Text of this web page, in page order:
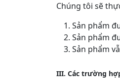
Chúng tôi sẽ
Sản phẩm
Sản phẩm
Sản phẩm
III. Các trường